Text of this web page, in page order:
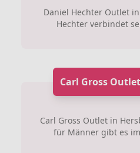
Daniel Hechter Outlet
Hechter verbindet
Carl Gross
Carl Gross Outlet in
für Männer gibt es